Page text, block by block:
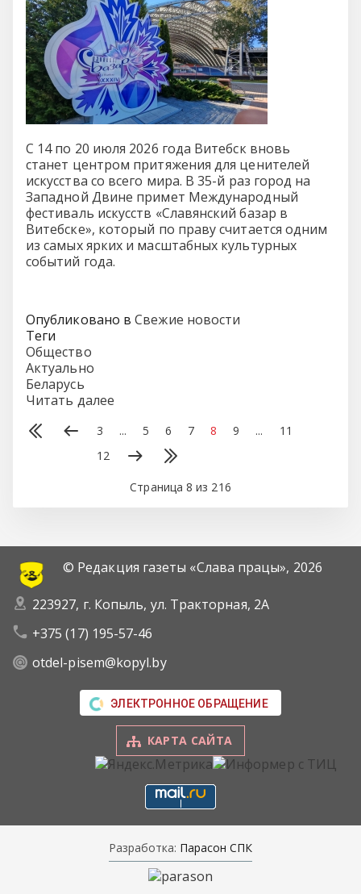
С 14 по 20 июля 2026 года Витебск вновь
станет центром притяжения для ценителей
искусства со всего мира. В 35-й раз город на
Западной Двине примет Международный
фестиваль искусств «Славянский базар в
Витебске», который по праву считается одним
из самых ярких и масштабных культурных
событий года.
Опубликовано в Свежие новости
Теги
Общество
Актуально
Беларусь
Читать далее
3 ... 5 6 7 8 9 ...
11
12
Страница 8 из 216
© Редакция газеты «Слава працы», 2026
223927, г. Копыль, ул. Тракторная, 2А
+375 (17) 195-57-46
otdel-pisem@kopyl.by
ЭЛЕКТРОННОЕ ОБРАЩЕНИЕ
КАРТА САЙТА
Разработка: Парасон СПК